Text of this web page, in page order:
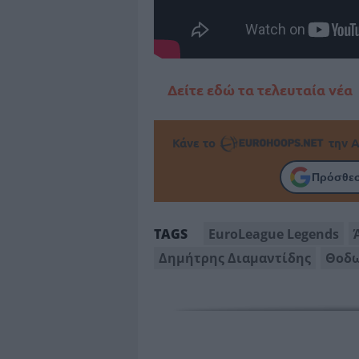
Δείτε εδώ τα τελευταία νέα
Κάνε το την
TAGS EuroLeague Legends
Δημήτρης Διαμαντίδης